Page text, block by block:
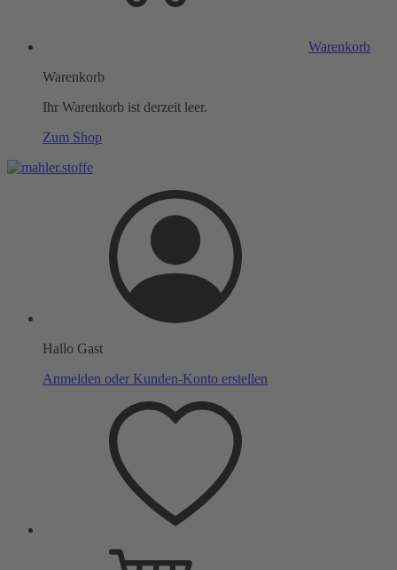
Warenkorb
Warenkorb
Ihr Warenkorb ist derzeit leer.
Zum Shop
Hallo Gast
Anmelden oder Kunden-Konto erstellen